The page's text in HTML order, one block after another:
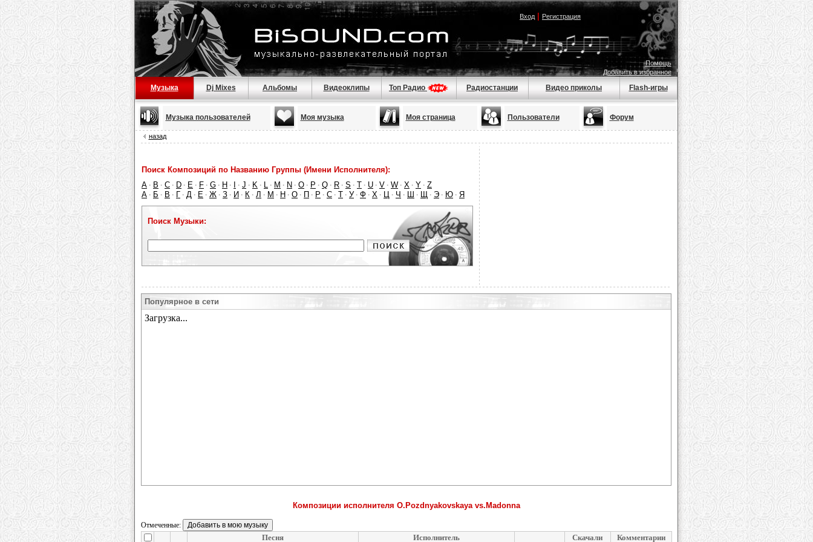
Вход| Регистрация
Помощь
Добавить в избранное
Музыка Dj Mixes Альбомы Видеоклипы Топ Радио Радиостанции Видео приколы Flash-игры
Музыка пользователей Моя музыка Моя страница Пользователи Форум
назад
Поиск Композиций по Названию Группы (Имени Исполнителя):
A · B · C · D · E · F · G · H · · J · K · L · M · N · O · P · Q · R · S · T · U · V · W · X · Y · Z
А · Б · В · Г · Д · Е · Ж · З · И · К · Л · М · Н · О · П · Р · С · Т · У · Ф · Х · Ц · Ч · Ш · Щ · Э · Ю · Я
Поиск Музыки:
Популярное в сети
Композиции исполнителя O.Pozdnyakovskaya vs.Madonna
Отмеченные:
Песня Исполнитель Скачали Комментарии